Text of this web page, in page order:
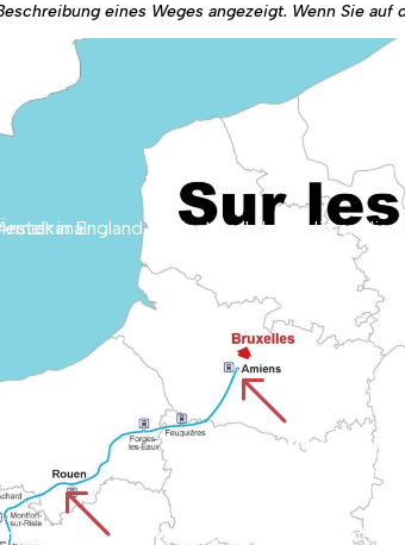
eines Weges angezeigt. Wenn Sie
alten Pilgerweg über den Ärmelkanal.
%
CHEMIN D'AMIENS
Beginnt bei der Kathedrale von Amiens, die
%